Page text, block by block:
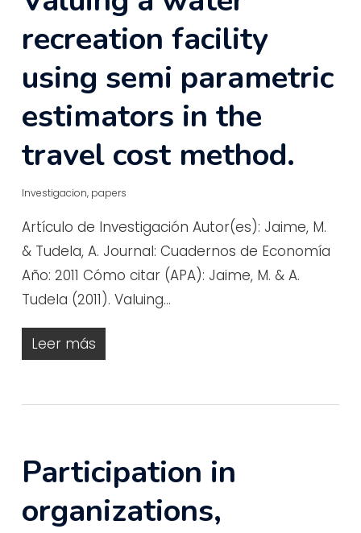
recreation facility
using semi parametric
estimators in the
travel cost method.
Investigacion, papers
Artículo de Investigación Autor(es): Jaime, M.
& Tudela, A. Journal: Cuadernos de Economía
Año: 2011 Cómo citar (APA): Jaime, M. & A.
Tudela (2011). Valuing…
Leer más
Participation in
organizations,